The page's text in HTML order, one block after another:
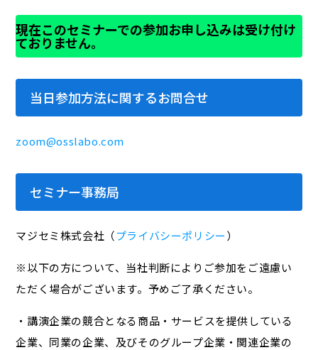
現在このセミナーでの参加お申し込みは受け付け
ておりません。
当日参加方法に関するお問合せ
zoom@osslabo.com
セミナー事務局
マジセミ株式会社（プライバシーポリシー）
※以下の方について、当社判断によりご参加をご遠慮い
ただく場合がございます。予めご了承ください。
・講演企業の競合となる商品・サービスを提供している
企業、同業の企業、及びそのグループ企業・関連企業の